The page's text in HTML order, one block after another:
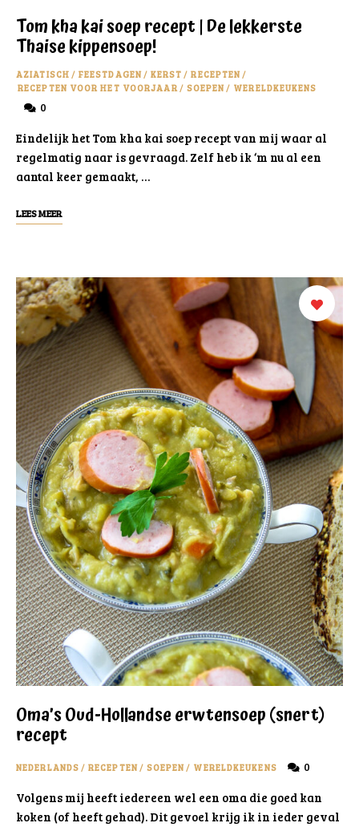
Tom kha kai soep recept | De lekkerste
Thaise kippensoep!
AZIATISCH / FEESTDAGEN/ KERST / RECEPTEN/
RECEPTEN VOOR HET VOORJAAR/ SOEPEN/ WERELDKEUKENS
0
Eindelijk het Tom kha kai soep recept van mij waar al
regelmatig naar is gevraagd. Zelf heb ik ‘m nu al een
aantal keer gemaakt, …
LEES MEER
Oma’s Oud-Hollandse erwtensoep (snert)
recept
NEDERLANDS / RECEPTEN/ SOEPEN/ WERELDKEUKENS 0
Volgens mij heeft iedereen wel een oma die goed kan
koken (of heeft gehad). Dit gevoel krijg ik in ieder geval